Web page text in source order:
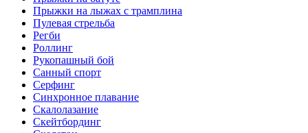
Прыжки на лыжах с трамплина
Пулевая стрельба
Регби
Роллинг
Рукопашный бой
Санный спорт
Серфинг
Синхронное плавание
Скалолазание
Скейтбординг